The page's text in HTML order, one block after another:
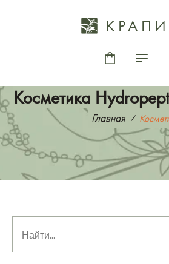
Косметика
Главная